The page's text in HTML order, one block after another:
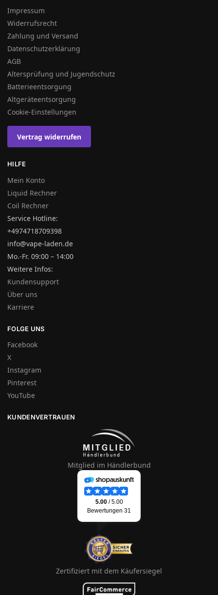
Impressum
Widerrufsrecht
Zahlung und Versand
Datenschutzerklärung
AGB
Altersprüfung und Jugendschutz
Batterieentsorgung
Altgeräteentsorgung
Cookie-Einstellungen
Vertrag widerrufen
HILFE
Mein Konto
Liquid Rechner
Coil Rechner
Service Hotline:
+4974718709398
info@vape-laden.de
Mo.-Fr. 09:00 – 14:00
Weitere Infos:
Kundensupport
Über uns
Karriere
FOLGE UNS
Facebook
X
Instagram
Pinterest
YouTube
KUNDENVERTRAUEN
Mitglied im Händlerbund
Zertifiziert mit dem Käufersiegel